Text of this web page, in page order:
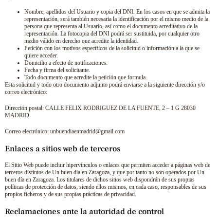
Nombre, apellidos del Usuario y copia del DNI. En los casos en que se admita la
representación, será también necesaria la identificación por el mismo medio de la
persona que representa al Usuario, así como el documento acreditativo de la
representación. La fotocopia del DNI podrá ser sustituida, por cualquier otro
medio válido en derecho que acredite la identidad.
Petición con los motivos específicos de la solicitud o información a la que se
quiere acceder.
Domicilio a efecto de notificaciones.
Fecha y firma del solicitante.
Todo documento que acredite la petición que formula.
Esta solicitud y todo otro documento adjunto podrá enviarse a la siguiente dirección y/o
correo electrónico:
Dirección postal: CALLE FELIX RODRIGUEZ DE LA FUENTE, 2 – 1 G 28030
MADRID
Correo electrónico: unbuendiaenmadrid@gmail.com
Enlaces a sitios web de terceros
El Sitio Web puede incluir hipervínculos o enlaces que permiten acceder a páginas web de
terceros distintos de Un buen día en Zaragoza, y que por tanto no son operados por Un
buen día en Zaragoza. Los titulares de dichos sitios web dispondrán de sus propias
políticas de protección de datos, siendo ellos mismos, en cada caso, responsables de sus
propios ficheros y de sus propias prácticas de privacidad.
Reclamaciones ante la autoridad de control